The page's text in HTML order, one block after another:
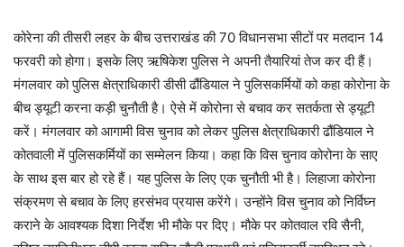
कोरेना की तीसरी लहर के बीच उत्तराखंड की 70 विधानसभा सीटों पर मतदान 14
फरवरी को होगा। इसके लिए ऋषिकेश पुलिस ने अपनी तैयारियां तेज कर दी हैं।
मंगलवार को पुलिस क्षेत्राधिकारी डीसी ढौंडियाल ने पुलिसकर्मियों को कहा कोरोना के
बीच ड्यूटी करना कड़ी चुनौती है। ऐसे में कोरोना से बचाव कर सतर्कता से ड्यूटी
करें। मंगलवार को आगामी विस चुनाव को लेकर पुलिस क्षेत्राधिकारी ढौंडियाल ने
कोतवाली में पुलिसकर्मियों का सम्मेलन किया। कहा कि विस चुनाव कोरोना के साए
के साथ इस बार हो रहे हैं। यह पुलिस के लिए एक चुनौती भी है। लिहाजा कोरोना
संक्रमण से बचाव के लिए हरसंभव प्रयास करेंगे। उन्होंने विस चुनाव को निर्विघ्न
कराने के आवश्यक दिशा निर्देश भी मौके पर दिए। मौके पर कोतवाल रवि सैनी,